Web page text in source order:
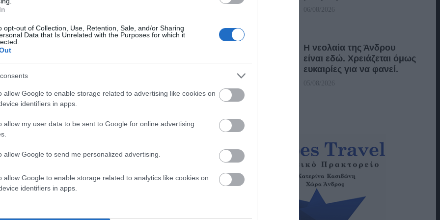
opt-out of Collection, Use, Retention, Sale, and/or Sharing
Data that Is Unrelated with the Purposes for which it
allow Google to enable storage related to advertising like cookies on
identifiers in apps.
allow my user data to be sent to Google for online advertising
allow Google to send me personalized advertising.
allow Google to enable storage related to analytics like cookies on
identifiers in apps.
κρουαζιερόπλοιο στη Μύκονο (φωτ. Εν Άνδρω).
δίνει εργασία πλήρους απασχόλησης σε
θα κατασκευασθούν περίπου 100 νέα
όλων των ειδικοτήτων.
06/08/2026
Η νεολαία της Άνδρου
είναι εδώ. Χρειάζεται όμως
ευκαιρίες για να φανεί.
05/08/2026